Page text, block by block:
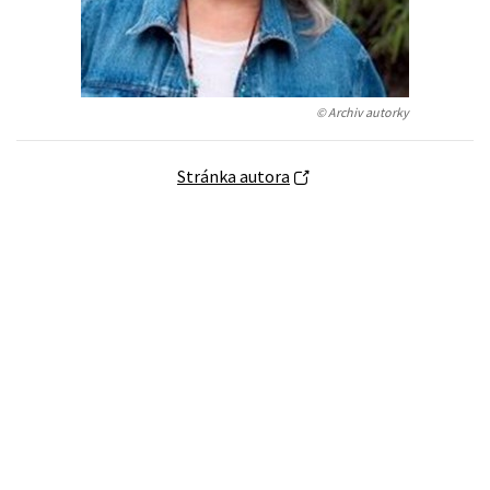
Auto - moto
Beletria pre deti
Humanitné a spoločenské
Jazyky
Kalendáre, diáre
© Archiv autorky
Stránka autora